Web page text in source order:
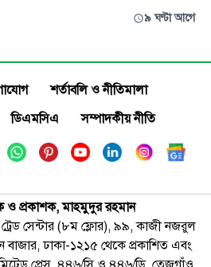
৯ ঘণ্টা আগে
শর্তাবলি ও নীতিমালা
ডিএমসিএ সম্পাদকীয় নীতি
ও প্রকাশক, মাহমুদুর রহমান
সেন্টার (৮ম ফ্লোর), ৯৯, কাজী নজরুল
বাজার, ঢাকা-১২১৫ থেকে প্রকাশিত এবং